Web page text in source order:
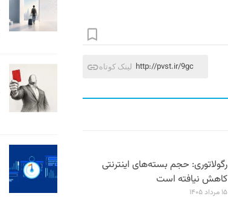
لینک کوتاه http://pvst.ir/9gc
رگولاتوری: حجم بسته‌های اینترنتی
کاهش نیافته است
۱۵ مرداد ۱۴۰۵